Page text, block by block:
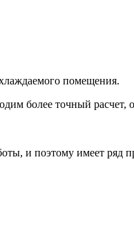
помещения.
более точный расчет,
и поэтому имеет ряд